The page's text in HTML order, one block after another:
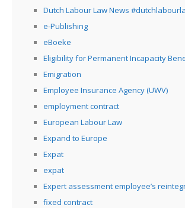
Dutch Labour Law News
e-Publishing
eBoeke
Eligibility for Permanent Incapacity
Emigration
Employee Insurance Agency (UWV)
employment contract
European Labour Law
Expand to Europe
Expat
expat
Expert assessment employee’s
fixed contract